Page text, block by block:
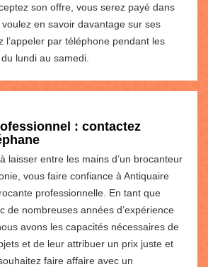
son offre, vous serez payé dans
voulez en savoir davantage sur ses
l’appeler par téléphone pendant les
lundi au samedi.
: contactez
laisser entre les mains d’un brocanteur
vous faire confiance à Antiquaire
professionnelle. En tant que
de nombreuses années d’expérience
avons les capacités nécessaires de
et de leur attribuer un prix juste et
faire affaire avec un